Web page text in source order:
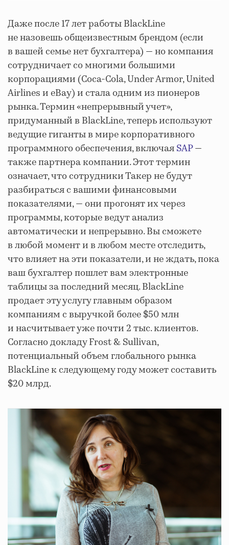
Даже после 17 лет работы BlackLine
не назовешь общеизвестным брендом (если
в вашей семье нет бухгалтера) — но компания
сотрудничает со многими большими
корпорациями (Coca-Cola, Under Armor, United
Airlines и eBay) и стала одним из пионеров
рынка. Термин «непрерывный учет»,
придуманный в BlackLine, теперь используют
ведущие гиганты в мире корпоративного
программного обеспечения, включаяSAP—
также партнера компании. Этот термин
означает, что сотрудники Такер не будут
разбираться с вашими финансовыми
показателями, — они прогонят их через
программы, которые ведут анализ
автоматически и непрерывно. Вы сможете
в любой момент и в любом месте отследить,
что влияет на эти показатели, и не ждать, пока
ваш бухгалтер пошлет вам электронные
таблицы за последний месяц. BlackLine
продает эту услугу главным образом
компаниям с выручкой более $50 млн
и насчитывает уже почти 2 тыс. клиентов.
Согласно докладу Frost & Sullivan,
потенциальный объем глобального рынка
BlackLine к следующему году может составить
$20 млрд.